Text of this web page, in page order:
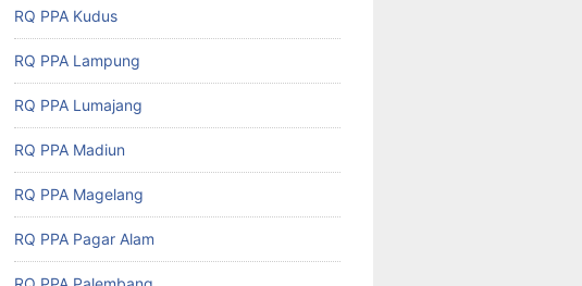
RQ PPA Kudus
RQ PPA Lampung
RQ PPA Lumajang
RQ PPA Madiun
RQ PPA Magelang
RQ PPA Pagar Alam